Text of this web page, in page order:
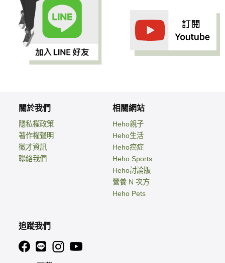
關於我們
隱私權政策
著作權聲明
徵才資訊
聯絡我們
相關網站
Heho親子
Heho生活
Heho癌症
Heho Sports
Heho討論版
營養 N 次方
Heho Pets
追蹤我們